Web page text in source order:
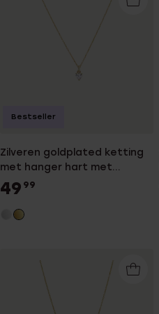
Zilveren goldplated ketting
met hanger hart met
zirkonia voor dames
49 99
Bestseller